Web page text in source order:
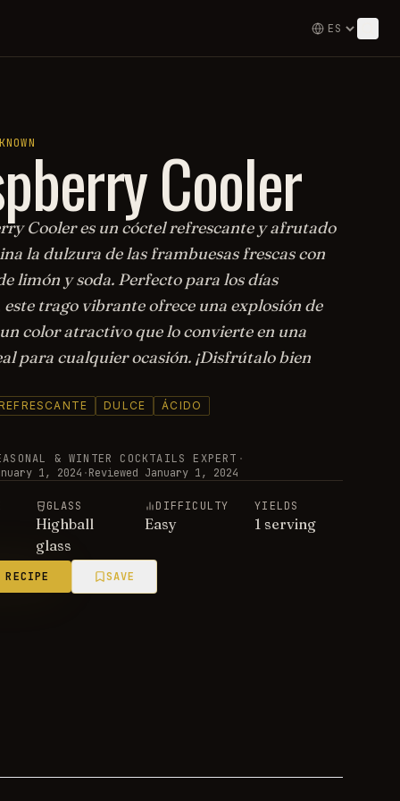
Cooler
Cooler es un cóctel refrescante y afrutado
la dulzura de las frambuesas frescas con
limón y soda. Perfecto para los días
este trago vibrante ofrece una explosión de
color atractivo que lo convierte en una
para cualquier ocasión. ¡Disfrútalo bien
REFRESCANTE DULCE ÁCIDO
& WINTER COCKTAILS EXPERT ·
1, 2024 ·Reviewed January 1, 2024
GLASS
Highball
glass
DIFFICULTY
Easy
YIELDS
1 serving
SAVE